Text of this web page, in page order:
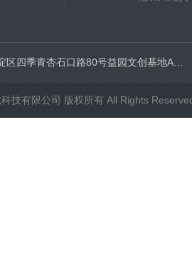
技有限公司 版权所有 All Rights